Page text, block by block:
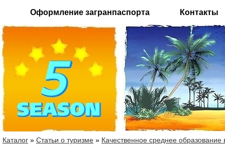
Оформление загранпаспорта Контакты
Каталог » Статьи о туризме » Качественное среднее